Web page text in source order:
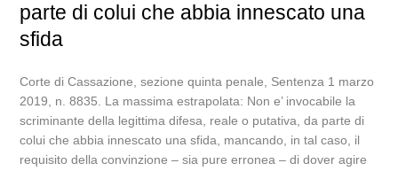
parte di colui che abbia innescato una
sfida
Corte di Cassazione, sezione quinta penale, Sentenza 1 marzo
2019, n. 8835. La massima estrapolata: Non e’ invocabile la
scriminante della legittima difesa, reale o putativa, da parte di
colui che abbia innescato una sfida, mancando, in tal caso, il
requisito della convinzione – sia pure erronea – di dover agire